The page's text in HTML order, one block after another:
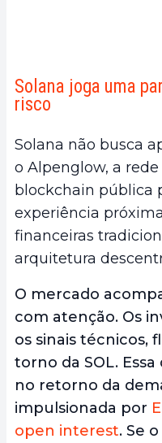
Solana joga uma
risco
Solana não busca
o Alpenglow, a
blockchain pública
experiência
financeiras
arquitetura
O mercado
com atenção. Os
os sinais técnicos,
torno da SOL.
no retorno da
impulsionada por
open interest. Se